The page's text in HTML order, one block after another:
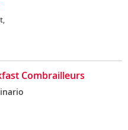
Combrailleurs